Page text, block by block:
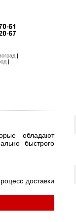
|
|
обладают
быстрого
доставки